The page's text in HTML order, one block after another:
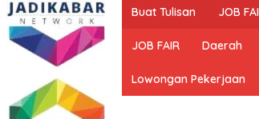
Buat Tulisan JOB
JOB FAIR Daerah
Lowongan Pekerjaan